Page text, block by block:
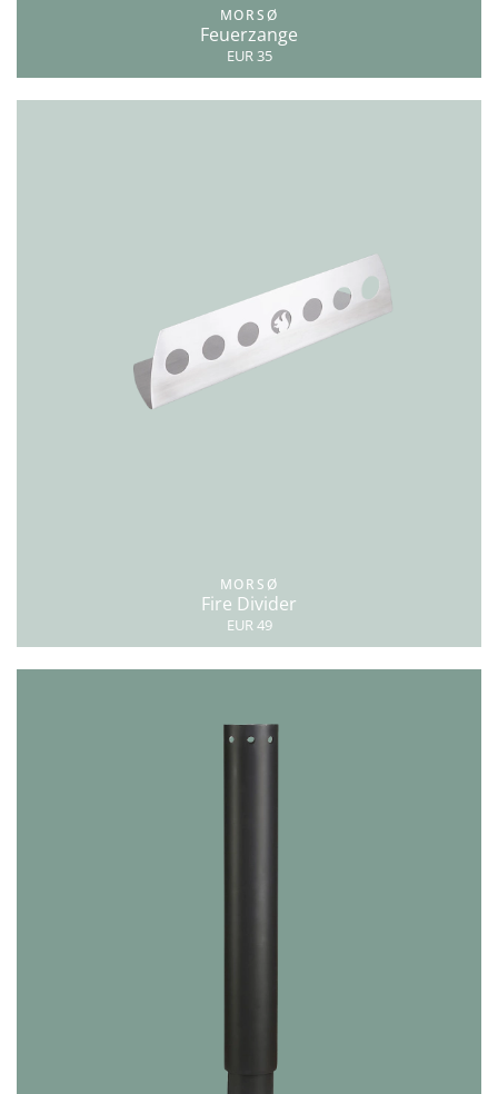
MORSØ
Feuerzange
EUR 35
MORSØ
Fire Divider
EUR 49